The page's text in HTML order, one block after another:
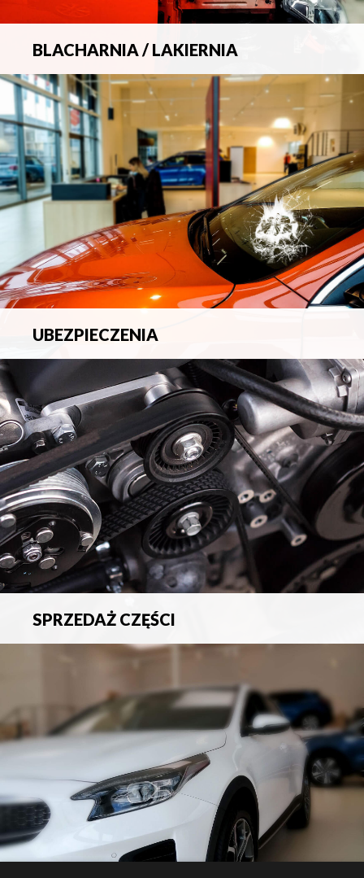
BLACHARNIA / LAKIERNIA
Kompleksowa obsługa wszelkich napraw
blacharsko-lakierniczych.
UBEZPIECZENIA
Pełna ochrona ubezpieczeniowa w zakresie wszelkich
SPRZEDAŻ CZĘŚCI
Sprzedaż oryginalnych części samochodowych oraz